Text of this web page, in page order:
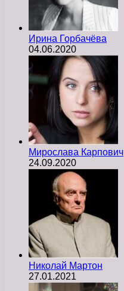
Ирина Горбачёва
04.06.2020
Мирослава Карпович
24.09.2020
Николай Мартон
27.01.2021